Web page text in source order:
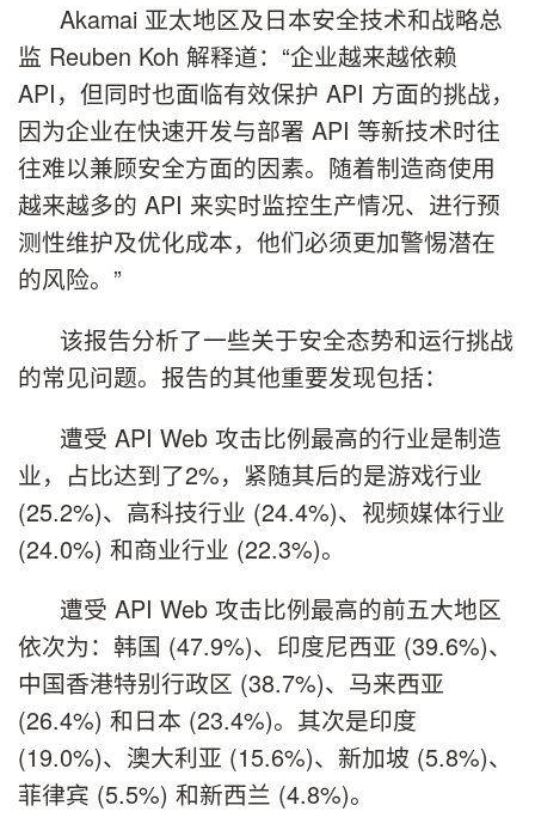
Akamai 亚太地区及日本安全技术和战略总
监 Reuben Koh 解释道：“企业越来越依赖
API，但同时也面临有效保护 API 方面的挑战，
因为企业在快速开发与部署 API 等新技术时往
往难以兼顾安全方面的因素。随着制造商使用
越来越多的 API 来实时监控生产情况、进行预
测性维护及优化成本，他们必须更加警惕潜在
的风险。”
该报告分析了一些关于安全态势和运行挑战
的常见问题。报告的其他重要发现包括：
遭受 API Web 攻击比例最高的行业是制造
业，占比达到了2%，紧随其后的是游戏行业
(25.2%)、高科技行业 (24.4%)、视频媒体行业
(24.0%) 和商业行业 (22.3%)。
遭受 API Web 攻击比例最高的前五大地区
依次为：韩国 (47.9%)、印度尼西亚 (39.6%)、
中国香港特别行政区 (38.7%)、马来西亚
(26.4%) 和日本 (23.4%)。其次是印度
(19.0%)、澳大利亚 (15.6%)、新加坡 (5.8%)、
菲律宾 (5.5%) 和新西兰 (4.8%)。